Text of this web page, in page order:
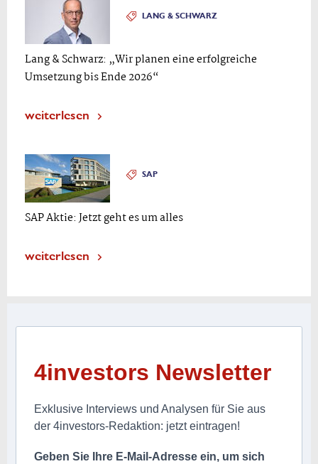
LANG & SCHWARZ
Lang & Schwarz: „Wir planen eine erfolgreiche
Umsetzung bis Ende 2026“
weiterlesen
SAP
SAP Aktie: Jetzt geht es um alles
weiterlesen
4investors Newsletter
Exklusive Interviews und Analysen für Sie aus
der 4investors-Redaktion: jetzt eintragen!
Geben Sie Ihre E-Mail-Adresse ein, um sich